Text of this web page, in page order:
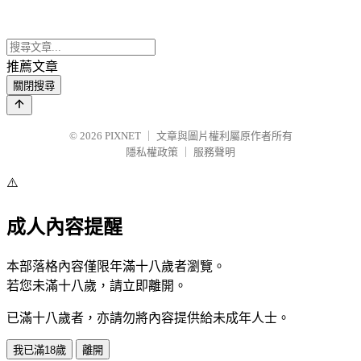
推薦文章
關閉搜尋
© 2026 PIXNET
文章與圖片權利屬原作者所有
隱私權政策
服務聲明
⚠️
成人內容提醒
本部落格內容僅限年滿十八歲者瀏覽。
若您未滿十八歲，請立即離開。
已滿十八歲者，亦請勿將內容提供給未成年人士。
我已滿18歲 離開